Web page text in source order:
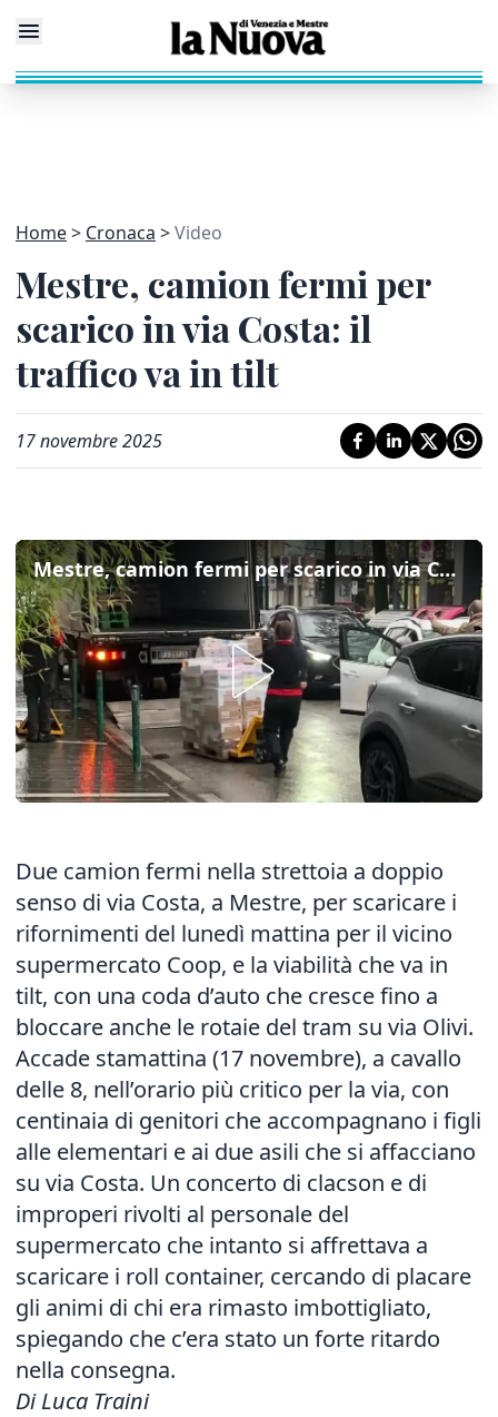
Home Cronaca Video
Mestre, camion fermi per
scarico in via Costa: il
traffico va in tilt
17 novembre 2025
Mestre, camion fermi per scarico in via Costa: il traffico va in tilt
Due camion fermi nella strettoia a doppio
senso di via Costa, a Mestre, per scaricare i
rifornimenti del lunedì mattina per il vicino
supermercato Coop, e la viabilità che va in
tilt, con una coda d’auto che cresce fino a
bloccare anche le rotaie del tram su via Olivi.
Accade stamattina (17 novembre), a cavallo
delle 8, nell’orario più critico per la via, con
centinaia di genitori che accompagnano i figli
alle elementari e ai due asili che si affacciano
su via Costa. Un concerto di clacson e di
improperi rivolti al personale del
supermercato che intanto si affrettava a
scaricare i roll container, cercando di placare
gli animi di chi era rimasto imbottigliato,
spiegando che c’era stato un forte ritardo
nella consegna.
Di Luca Traini